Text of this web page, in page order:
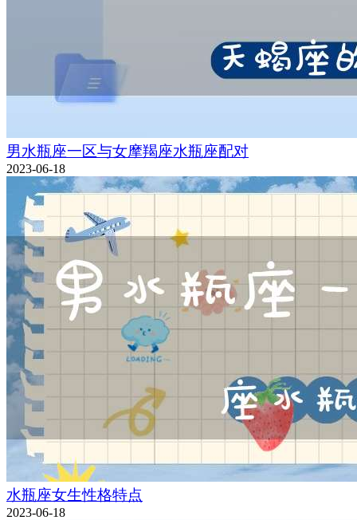
男水瓶座一区与女摩羯座水瓶座配对
2023-06-18
水瓶座女生性格特点
2023-06-18